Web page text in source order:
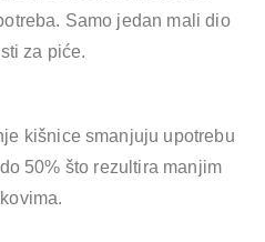
Samo jedan mali dio
za piće.
kišnice smanjuju upotrebu
50% što rezultira manjim